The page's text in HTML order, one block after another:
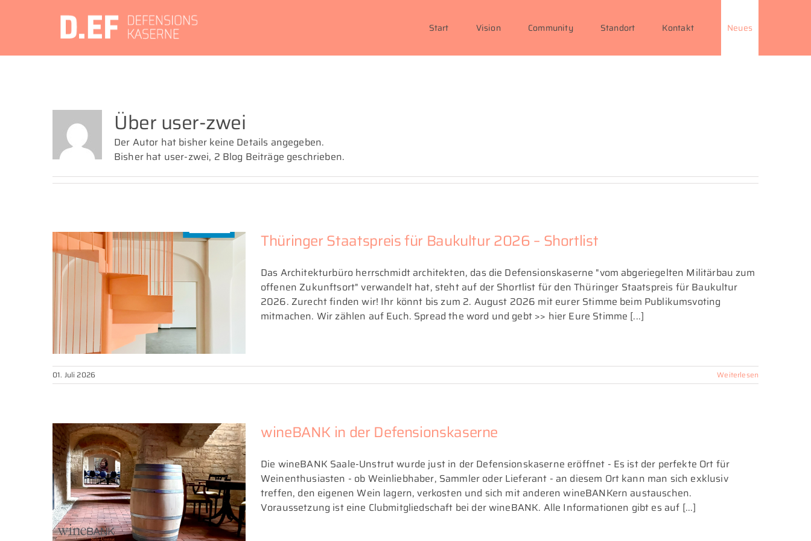
Start Vision Community Standort Kontakt Neues
Über user-zwei
Der Autor hat bisher keine Details angegeben.
Bisher hat user-zwei, 2 Blog Beiträge geschrieben.
für Baukultur 2026 –
Shortlist
Thüringer Staatspreis für Baukultur 2026 – Shortlist
Das Architekturbüro herrschmidt architekten, das die Defensionskaserne "vom abgeriegelten Militärbau zum
offenen Zukunftsort" verwandelt hat, steht auf der Shortlist für den Thüringer Staatspreis für Baukultur
2026. Zurecht finden wir! Ihr könnt bis zum 2. August 2026 mit eurer Stimme beim Publikumsvoting
mitmachen. Wir zählen auf Euch. Spread the word und gebt >> hier Eure Stimme [...]
01. Juli 2026 Weiterlesen
wineBANK in der Defensionskaserne
Die wineBANK Saale-Unstrut wurde just in der Defensionskaserne eröffnet - Es ist der perfekte Ort für
Weinenthusiasten - ob Weinliebhaber, Sammler oder Lieferant - an diesem Ort kann man sich exklusiv
treffen, den eigenen Wein lagern, verkosten und sich mit anderen wineBANKern austauschen.
Voraussetzung ist eine Clubmitgliedschaft bei der wineBANK. Alle Informationen gibt es auf [...]